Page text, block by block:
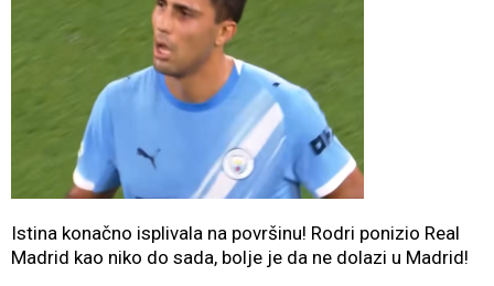
Istina konačno isplivala na površinu! Rodri ponizio Real
Madrid kao niko do sada, bolje je da ne dolazi u Madrid!